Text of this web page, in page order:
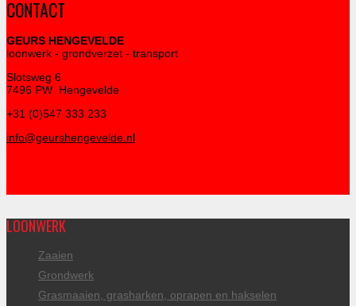
CONTACT
GEURS HENGEVELDE
loonwerk - grondverzet - transport
Slotsweg 6
7496 PW Hengevelde
+31 (0)547 333 233
info@geurshengevelde.nl
LOONWERK
Zaaien
Grondwerk
Grasmaaien, grasharken, oprapen en hakselen